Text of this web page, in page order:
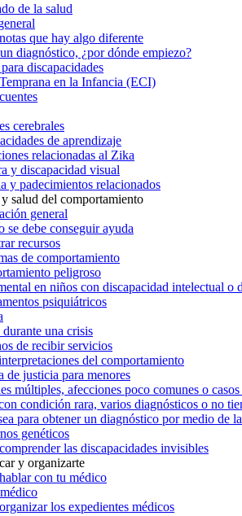
de la salud
que hay algo diferente
diagnóstico, ¿por dónde empiezo?
discapacidades
en la Infancia (ECI)
cerebrales
de aprendizaje
relacionadas al Zika
y discapacidad visual
y padecimientos relacionados
salud del comportamiento
general
se debe conseguir ayuda
recursos
de comportamiento
peligroso
en niños con discapacidad intelectual o
psiquiátricos
una crisis
de recibir servicios
del comportamiento
de justicia para menores
múltiples, afecciones poco comunes o
condición rara, varios diagnósticos o no
para obtener un diagnóstico por medio de
genéticos
las discapacidades invisibles
y organizarte
con tu médico
los expedientes médicos